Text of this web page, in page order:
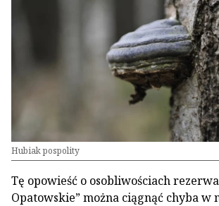
Hubiak pospolity
Tę opowieść o osobliwościach
Opatowskie” można ciągnąć chyba w